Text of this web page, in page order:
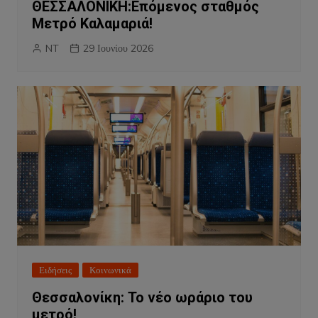
ΘΕΣΣΑΛΟΝΙΚΗ:Επόμενος σταθμός
Μετρό Καλαμαριά!
NT 29 Ιουνίου 2026
Ειδήσεις Κοινωνικά
Θεσσαλονίκη: Το νέο ωράριο του
μετρό!